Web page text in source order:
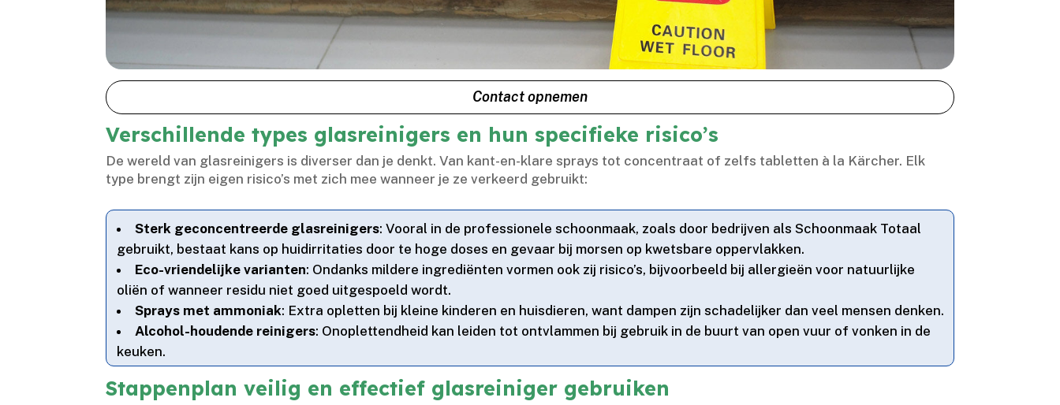
Contact opnemen
Verschillende types glasreinigers en hun specifieke risico’s
De wereld van glasreinigers is diverser dan je denkt.​ Van kant-en-klare sprays tot concentraat of zelfs tabletten à la Kärcher.​ Elk
type brengt zijn eigen risico’s met zich mee wanneer je ze verkeerd gebruikt:
Sterk geconcentreerde glasreinigers: Vooral in de professionele schoonmaak, zoals door bedrijven als Schoonmaak Totaal
gebruikt, bestaat kans op huidirritaties door te hoge doses en gevaar bij morsen op kwetsbare oppervlakken.​
Eco-vriendelijke varianten: Ondanks mildere ingrediënten vormen ook zij risico’s, bijvoorbeeld bij allergieën voor natuurlijke
oliën of wanneer residu niet goed uitgespoeld wordt.​
Sprays met ammoniak: Extra opletten bij kleine kinderen en huisdieren, want dampen zijn schadelijker dan veel mensen denken.​
Alcohol-houdende reinigers: Onoplettendheid kan leiden tot ontvlammen bij gebruik in de buurt van open vuur of vonken in de
keuken.​
Stappenplan veilig en effectief glasreiniger gebruiken